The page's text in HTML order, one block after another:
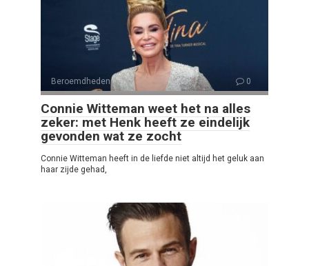
Beroemdheden 0
Connie Witteman weet het na alles
zeker: met Henk heeft ze eindelijk
gevonden wat ze zocht
Connie Witteman heeft in de liefde niet altijd het geluk aan
haar zijde gehad,